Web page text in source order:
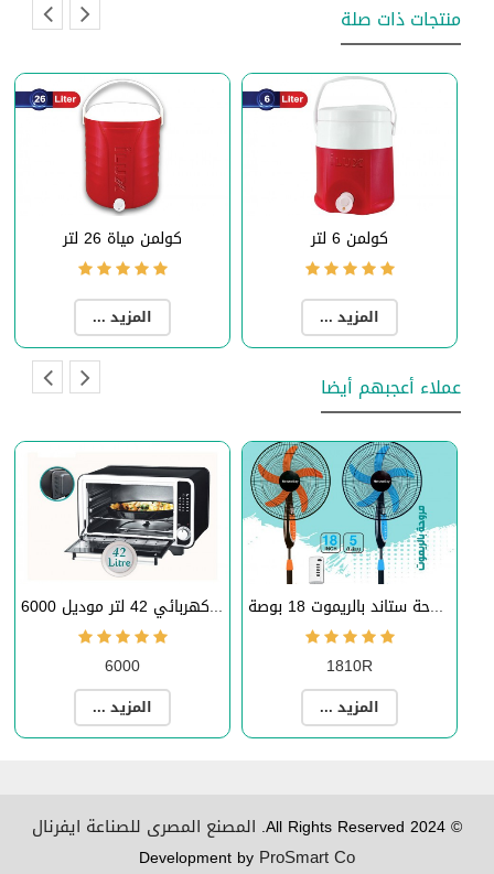
منتجات ذات صلة
كولمن مياة 26 لتر
المزيد ...
كولمن 6 لتر
المزيد ...
عملاء أعجبهم أيضا
فرن كهربائي 42 لتر موديل 6000
6000
المزيد ...
مروحة ستاند بالريموت 18 بوصة
1810R
المزيد ...
© 2024 All Rights Reserved. المصنع المصرى للصناعة ايفرنال
Development by ProSmart Co